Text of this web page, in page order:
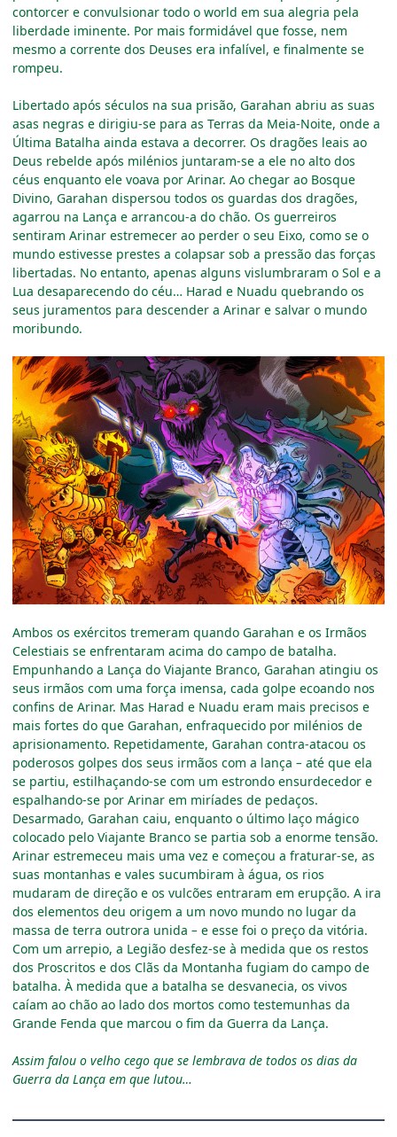
contorcer e convulsionar todo o world em sua alegria pela
liberdade iminente. Por mais formidável que fosse, nem
mesmo a corrente dos Deuses era infalível, e finalmente se
rompeu.
Libertado após séculos na sua prisão, Garahan abriu as suas
asas negras e dirigiu-se para as Terras da Meia-Noite, onde a
Última Batalha ainda estava a decorrer. Os dragões leais ao
Deus rebelde após milénios juntaram-se a ele no alto dos
céus enquanto ele voava por Arinar. Ao chegar ao Bosque
Divino, Garahan dispersou todos os guardas dos dragões,
agarrou na Lança e arrancou-a do chão. Os guerreiros
sentiram Arinar estremecer ao perder o seu Eixo, como se o
mundo estivesse prestes a colapsar sob a pressão das forças
libertadas. No entanto, apenas alguns vislumbraram o Sol e a
Lua desaparecendo do céu… Harad e Nuadu quebrando os
seus juramentos para descender a Arinar e salvar o mundo
moribundo.
Ambos os exércitos tremeram quando Garahan e os Irmãos
Celestiais se enfrentaram acima do campo de batalha.
Empunhando a Lança do Viajante Branco, Garahan atingiu os
seus irmãos com uma força imensa, cada golpe ecoando nos
confins de Arinar. Mas Harad e Nuadu eram mais precisos e
mais fortes do que Garahan, enfraquecido por milénios de
aprisionamento. Repetidamente, Garahan contra-atacou os
poderosos golpes dos seus irmãos com a lança – até que ela
se partiu, estilhaçando-se com um estrondo ensurdecedor e
espalhando-se por Arinar em miríades de pedaços.
Desarmado, Garahan caiu, enquanto o último laço mágico
colocado pelo Viajante Branco se partia sob a enorme tensão.
Arinar estremeceu mais uma vez e começou a fraturar-se, as
suas montanhas e vales sucumbiram à água, os rios
mudaram de direção e os vulcões entraram em erupção. A ira
dos elementos deu origem a um novo mundo no lugar da
massa de terra outrora unida – e esse foi o preço da vitória.
Com um arrepio, a Legião desfez-se à medida que os restos
dos Proscritos e dos Clãs da Montanha fugiam do campo de
batalha. À medida que a batalha se desvanecia, os vivos
caíam ao chão ao lado dos mortos como testemunhas da
Grande Fenda que marcou o fim da Guerra da Lança.
Assim falou o velho cego que se lembrava de todos os dias da
Guerra da Lança em que lutou…